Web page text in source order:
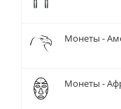
Монеты -
Монеты -